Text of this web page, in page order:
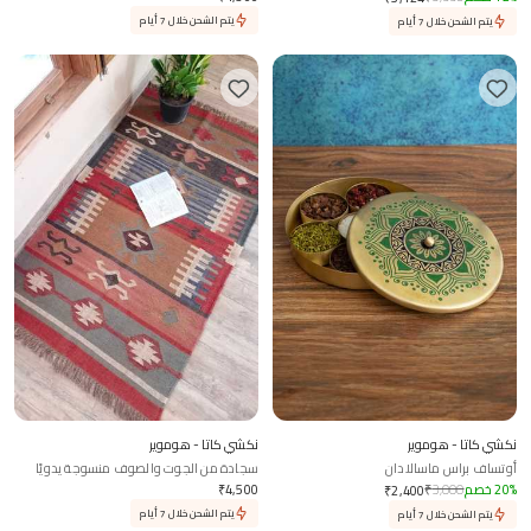
يتم الشحن خلال 7 أيام يتم الشحن خلال 7 أيام
نكشي كاتا - هوموير
أوتساف براس ماسالادان
₹2,400₹3,000 20% خصم
يتم الشحن خلال 7 أيام
نكشي كاتا - هوموير
سجادة من الجوت والصوف منسوجة يدويًا
₹4,500
يتم الشحن خلال 7 أيام